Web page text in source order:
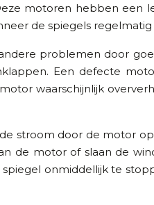
motoren hebben een
de spiegels
problemen door
Een defecte
waarschijnlijk
stroom door de motor
de motor of slaan de
onmiddellijk te